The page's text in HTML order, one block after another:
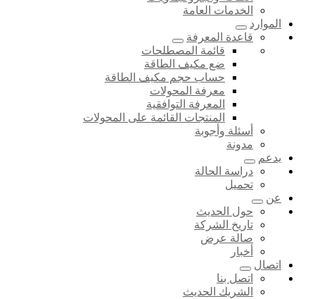
الخدمات العامة
الموارد
قاعدة المعرفة
قائمة المصطلحات
ضع مكيف الطاقة
حساب حجم مكيف الطاقة
معرفة المحولات
المعرفة التوافقية
المنتجات القائمة على المحولات
أسئلة وأجوبة
مدونة
يدعم
دراسة الحالة
تحميل
عن
حول الحديث
تاريخ الشركة
صالة عرض
أخبار
اتصال
اتصل بنا
الشريك الحديث